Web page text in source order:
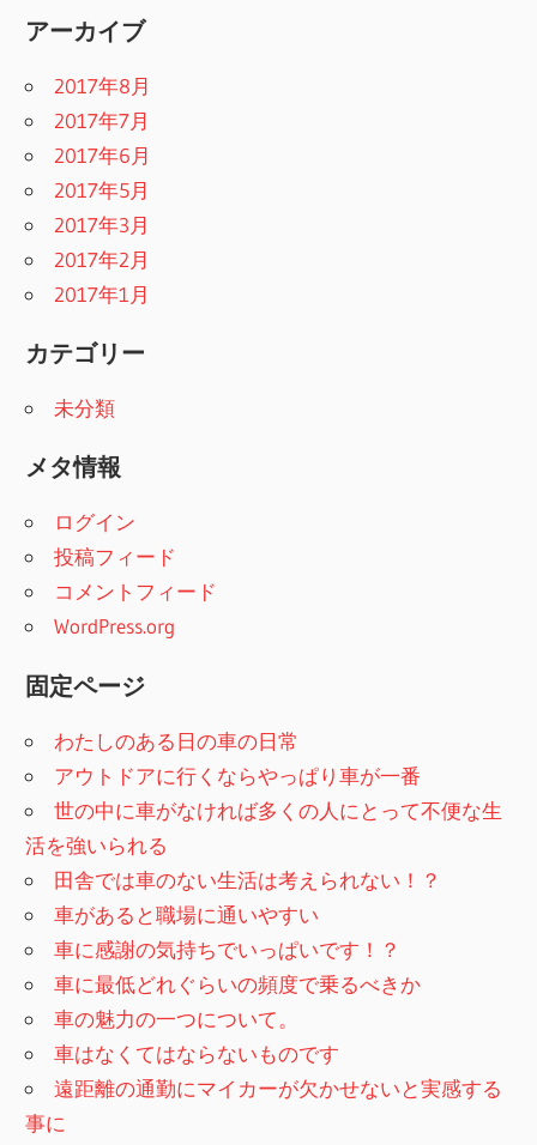
アーカイブ
2017年8月
2017年7月
2017年6月
2017年5月
2017年3月
2017年2月
2017年1月
カテゴリー
未分類
メタ情報
ログイン
投稿フィード
コメントフィード
WordPress.org
固定ページ
わたしのある日の車の日常
アウトドアに行くならやっぱり車が一番
世の中に車がなければ多くの人にとって不便な生
活を強いられる
田舎では車のない生活は考えられない！？
車があると職場に通いやすい
車に感謝の気持ちでいっぱいです！？
車に最低どれぐらいの頻度で乗るべきか
車の魅力の一つについて。
車はなくてはならないものです
遠距離の通勤にマイカーが欠かせないと実感する
事に